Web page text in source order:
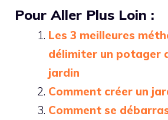
Pour Aller Plus Loin :
Les 3 meilleures
délimiter un potager
jardin
Comment créer un
Comment se